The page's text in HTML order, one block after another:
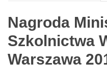
Nagroda
Szkolnictwa
Warszawa